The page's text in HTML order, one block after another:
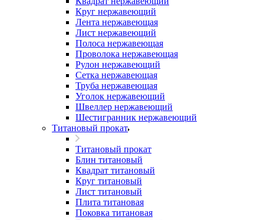
Круг нержавеющий
Лента нержавеющая
Лист нержавеющий
Полоса нержавеющая
Проволока нержавеющая
Рулон нержавеющий
Сетка нержавеющая
Труба нержавеющая
Уголок нержавеющий
Швеллер нержавеющий
Шестигранник нержавеющий
Титановый прокат
Титановый прокат
Блин титановый
Квадрат титановый
Круг титановый
Лист титановый
Плита титановая
Поковка титановая